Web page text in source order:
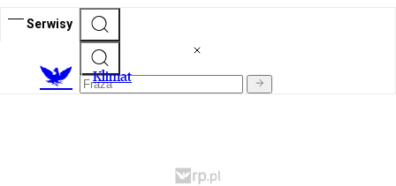
Serwisy
Klimat